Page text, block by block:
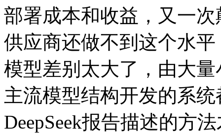
部署成本和收益，又一
供应商还做不到这个水
模型差别太大了，由大
主流模型结构开发的系
DeepSeek报告描述的方